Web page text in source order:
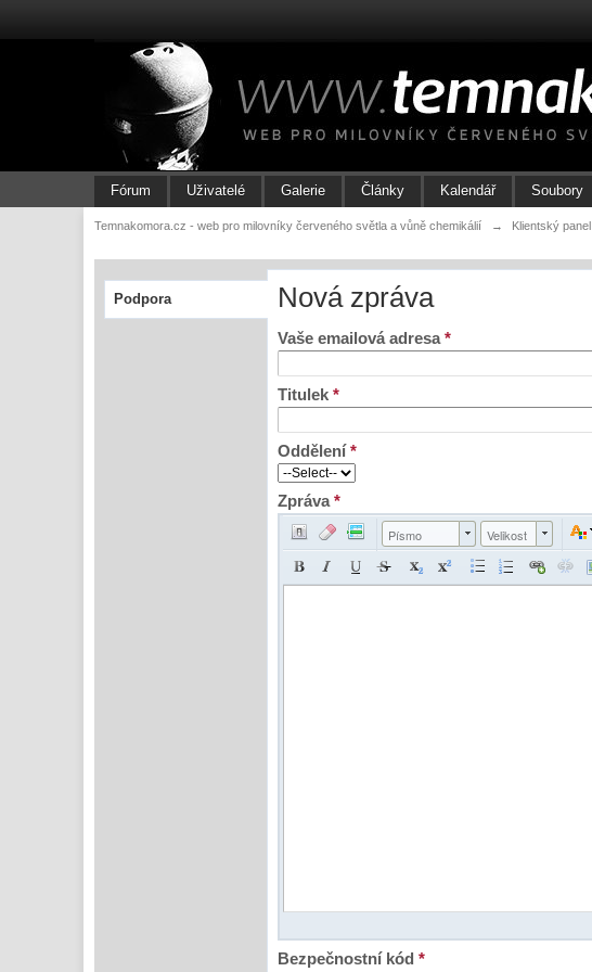
Fórum Uživatelé Galerie Články Kalendář Soubory
Temnakomora.cz - web pro milovníky červeného světla a vůně chemikálií → Klientský panel
Podpora Nová zpráva
Vaše emailová adresa*
Titulek*
Oddělení*
Zpráva*
Písmo Velikost
Bezpečnostní kód*